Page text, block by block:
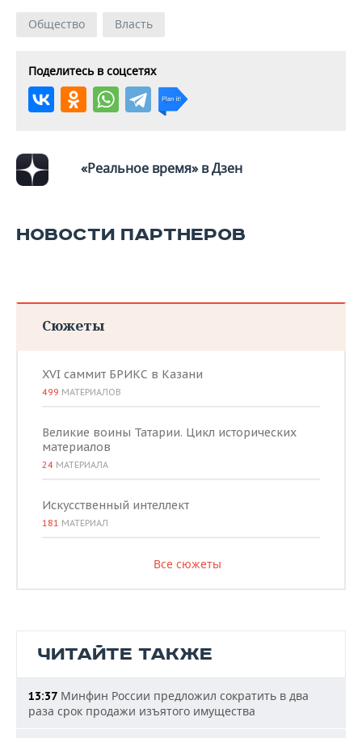
Общество Власть
Поделитесь в соцсетях
«Реальное время» в Дзен
НОВОСТИ ПАРТНЕРОВ
Сюжеты
XVI саммит БРИКС в Казани
499 МАТЕРИАЛОВ
Великие воины Татарии. Цикл исторических
материалов
24 МАТЕРИАЛА
Искусственный интеллект
181 МАТЕРИАЛ
Все сюжеты
ЧИТАЙТЕ ТАКЖЕ
13:37 Минфин России предложил сократить в два
раза срок продажи изъятого имущества